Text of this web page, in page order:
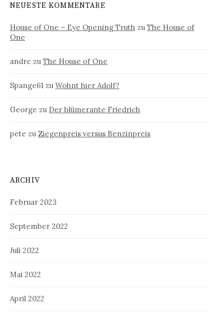
NEUESTE KOMMENTARE
House of One – Eye Opening Truth zu The House of
One
andre zu The House of One
Spange61 zu Wohnt hier Adolf?
George zu Der blümerante Friedrich
pete zu Ziegenpreis versus Benzinpreis
ARCHIV
Februar 2023
September 2022
Juli 2022
Mai 2022
April 2022